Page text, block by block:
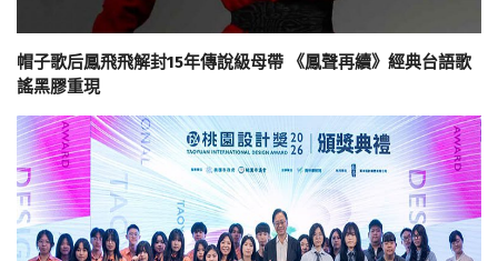
帽子歌后鳳飛飛解封15年傳說級母帶 《鳳聲再續》經典台語歌
謠黑膠重現